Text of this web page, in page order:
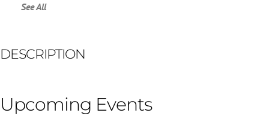
See All
DESCRIPTION
Upcoming Events